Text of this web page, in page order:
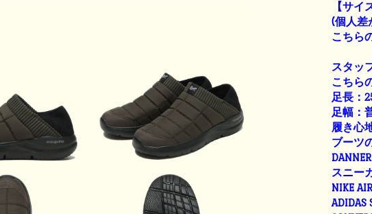
【サイ
(個人差
こちら
スタッ
こちら
足長：
足幅：
履き心
ブーツ
スニー
NIKE
ADIDAS